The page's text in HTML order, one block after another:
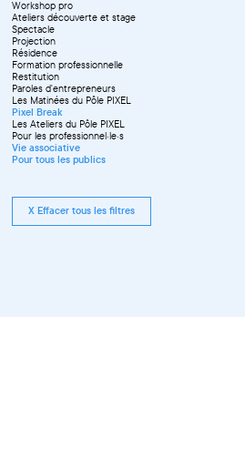
Workshop pro
Ateliers découverte et stage
Spectacle
Projection
Résidence
Formation professionnelle
Restitution
Paroles d'entrepreneurs
Les Matinées du Pôle PIXEL
Pixel Break
Les Ateliers du Pôle PIXEL
Pour les professionnel·le·s
Vie associative
Pour tous les publics
X Effacer tous les filtres